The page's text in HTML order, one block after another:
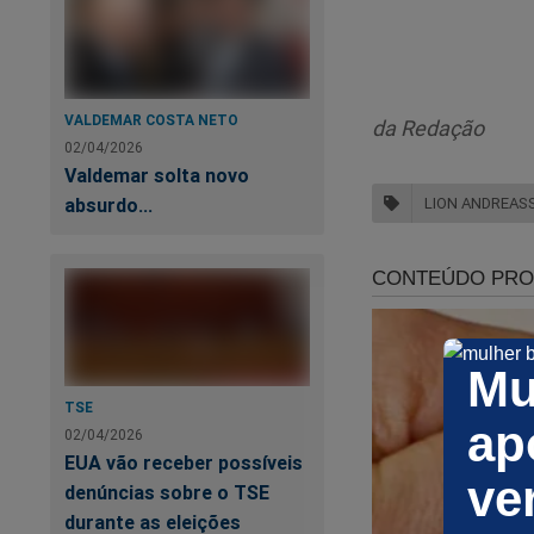
VALDEMAR COSTA NETO
02/04/2026
Valdemar solta novo
absurdo...
TSE
02/04/2026
EUA vão receber possíveis
denúncias sobre o TSE
durante as eleições
mil visualizações,
Confira a
da Redação
LION